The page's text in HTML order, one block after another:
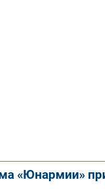
«Юнармии»